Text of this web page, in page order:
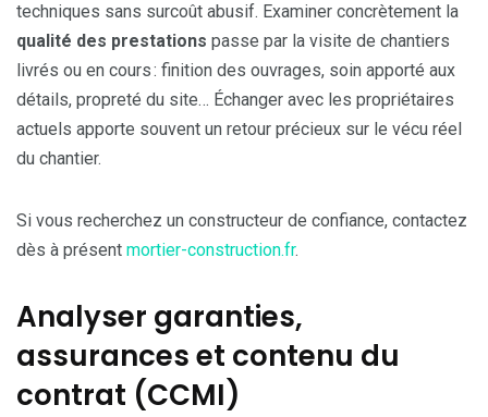
techniques sans surcoût abusif. Examiner concrètement la
qualité des prestations passe par la visite de chantiers
livrés ou en cours : finition des ouvrages, soin apporté aux
détails, propreté du site… Échanger avec les propriétaires
actuels apporte souvent un retour précieux sur le vécu réel
du chantier.
Si vous recherchez un constructeur de confiance, contactez
dès à présent mortier-construction.fr.
Analyser garanties,
assurances et contenu du
contrat (CCMI)